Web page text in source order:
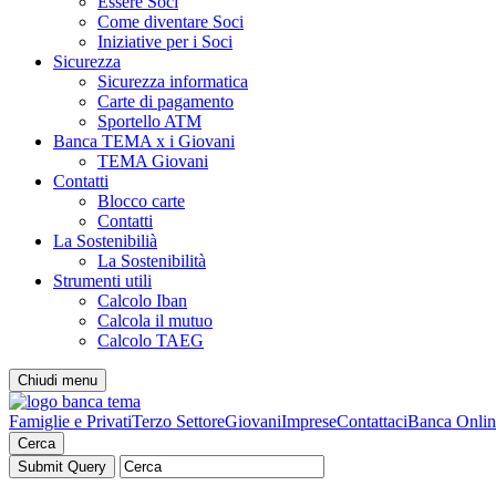
Come diventare Soci
Iniziative per i Soci
Sicurezza
Sicurezza informatica
Carte di pagamento
Sportello ATM
Banca TEMA x i Giovani
TEMA Giovani
Contatti
Blocco carte
Contatti
La Sostenibilià
La Sostenibilità
Strumenti utili
Calcolo Iban
Calcola il mutuo
Calcolo TAEG
Chiudi menu
Famiglie e PrivatiTerzo SettoreGiovaniImpreseContattaciBanca
Cerca